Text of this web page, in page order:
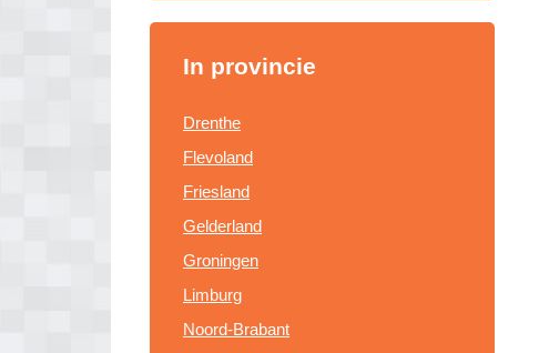
In provincie
Drenthe
Flevoland
Friesland
Gelderland
Groningen
Limburg
Noord-Brabant